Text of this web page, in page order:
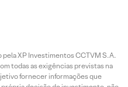
XP Investimentos CCTVM S.A.
todas as exigências previstas na
fornecer informações que